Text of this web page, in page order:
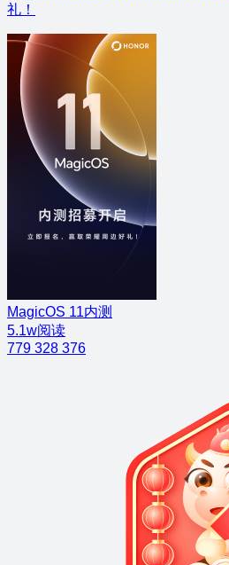
礼！
MagicOS 11内测
5.1w阅读
779 328 376